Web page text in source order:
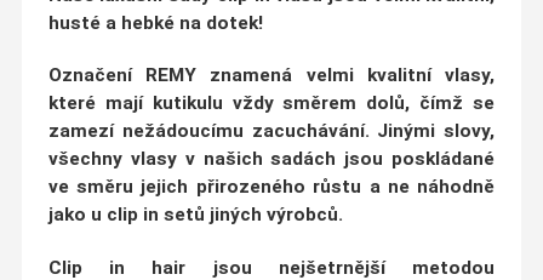
husté a hebké na dotek!
Označení REMYznamená velmi kvalitní vlasy,
které mají kutikulu vždy směrem dolů, čímž se
zamezí nežádoucímu zacuchávání. Jinými slovy,
všechny vlasy v našich sadách jsou poskládané
ve směru jejich přirozeného růstu a ne náhodně
jako u clip in setů jiných výrobců.
Clip in hair jsou nejšetrnější metodou